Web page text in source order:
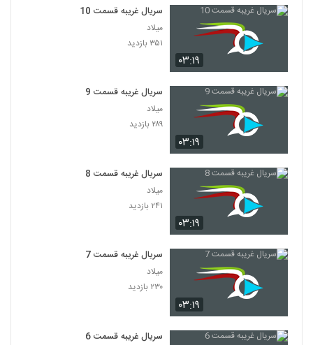
۰۳:۱۹
سریال غریبه قسمت 10
میلاد
۳۵۱ بازدید
۰۳:۱۹
سریال غریبه قسمت 9
میلاد
۲۸۹ بازدید
۰۳:۱۹
سریال غریبه قسمت 8
میلاد
۲۴۱ بازدید
۰۳:۱۹
سریال غریبه قسمت 7
میلاد
۲۳۰ بازدید
سریال غریبه قسمت 6